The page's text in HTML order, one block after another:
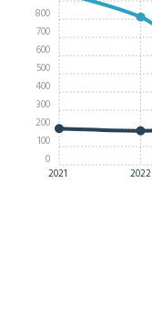
2021 2022
0
100
200
300
400
500
600
700
800